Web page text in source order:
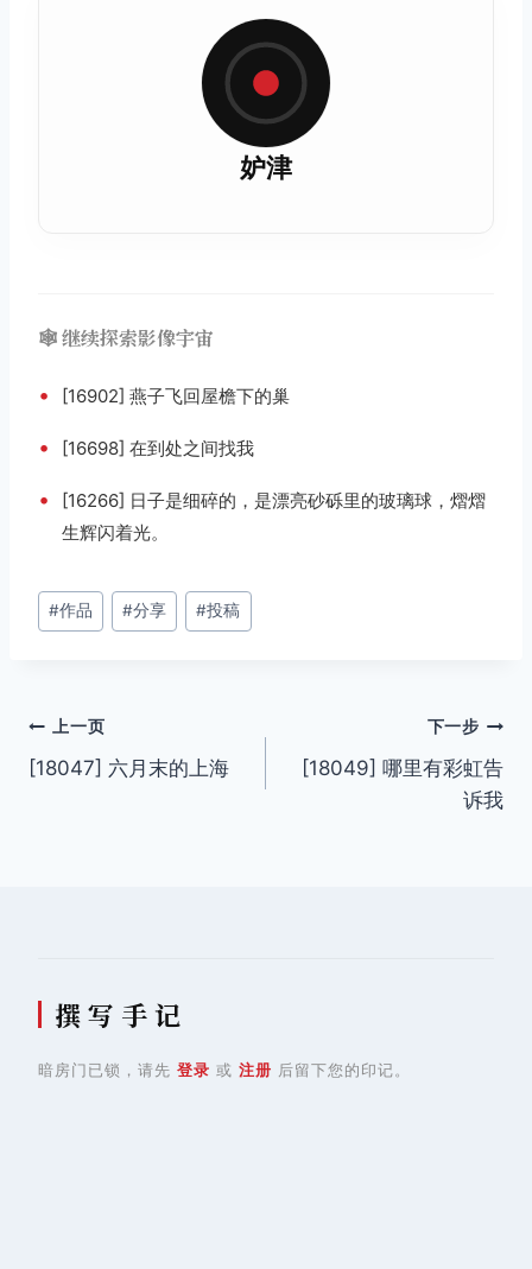
妒津
🕸️ 继续探索影像宇宙
• [16902] 燕子飞回屋檐下的巢
• [16698] 在到处之间找我
•
[16266] 日子是细碎的，是漂亮砂砾里的玻璃球，熠熠
生辉闪着光。
文
章
#作品 #分享 #投稿
文
章
上一页
[18047] 六月末的上海
下一步
[18049] 哪里有彩虹告
诉我
撰 写 手 记
暗房门已锁，请先 登录 或 注册 后留下您的印记。